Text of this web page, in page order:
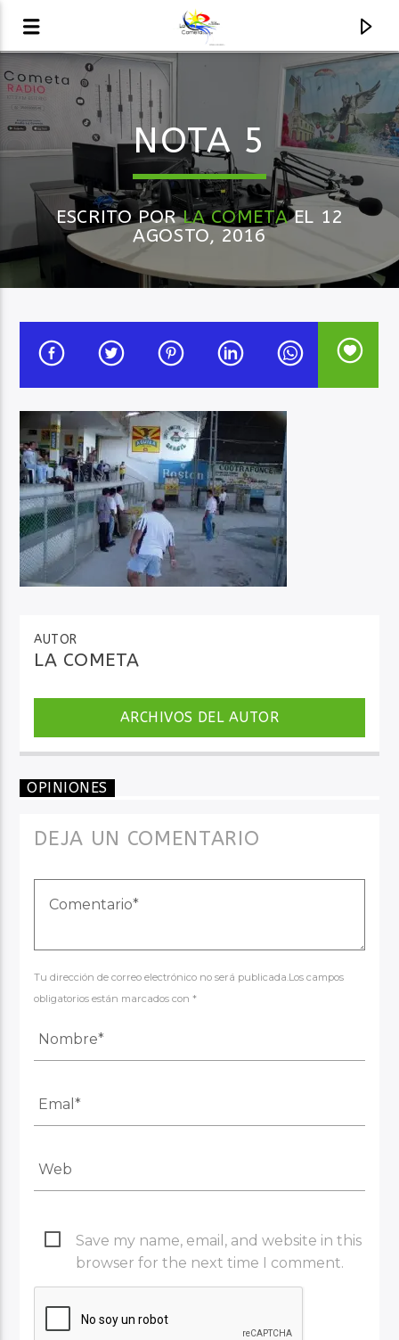
AUDIO EN VIVO
LA COMETA, SEÑALES A CIELO ABIERTO
Audio en Vivo
NOTA 5
ESCRITO PORLA COMETAEL 12
AGOSTO, 2016
AUTOR
LA COMETA
ARCHIVOS DEL AUTOR
OPINIONES
DEJA UN COMENTARIO
Tu dirección de correo electrónico no será publicada.Los campos
obligatorios están marcados con *
Save my name, email, and website in this
browser for the next time I comment.